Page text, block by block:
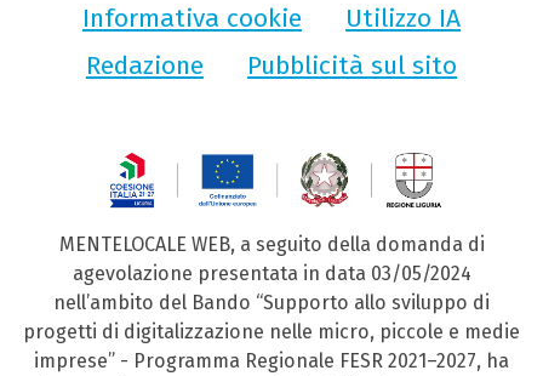
Informativa cookie
Utilizzo IA
Redazione
Pubblicità sul sito
MENTELOCALE WEB, a seguito della domanda di
agevolazione presentata in data 03/05/2024
nell’ambito del Bando “Supporto allo sviluppo di
progetti di digitalizzazione nelle micro, piccole e medie
imprese” - Programma Regionale FESR 2021–2027, ha